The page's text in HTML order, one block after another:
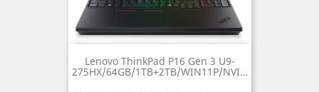
Lenovo ThinkPad P16 Gen 3 U9-
275HX/64GB/1TB+2TB/WIN11P/NVIDIA